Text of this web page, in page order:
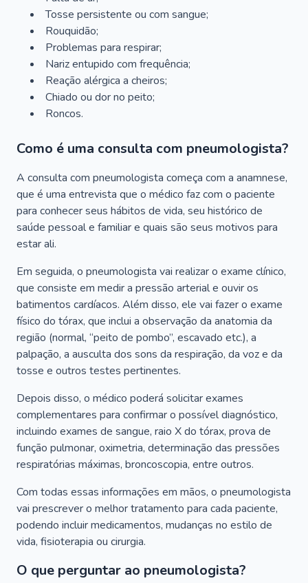
Tosse persistente ou com sangue;
Rouquidão;
Problemas para respirar;
Nariz entupido com frequência;
Reação alérgica a cheiros;
Chiado ou dor no peito;
Roncos.
Como é uma consulta com pneumologista?
A consulta com pneumologista começa com a anamnese,
que é uma entrevista que o médico faz com o paciente
para conhecer seus hábitos de vida, seu histórico de
saúde pessoal e familiar e quais são seus motivos para
estar ali.
Em seguida, o pneumologista vai realizar o exame clínico,
que consiste em medir a pressão arterial e ouvir os
batimentos cardíacos. Além disso, ele vai fazer o exame
físico do tórax, que inclui a observação da anatomia da
região (normal, “peito de pombo”, escavado etc.), a
palpação, a ausculta dos sons da respiração, da voz e da
tosse e outros testes pertinentes.
Depois disso, o médico poderá solicitar exames
complementares para confirmar o possível diagnóstico,
incluindo exames de sangue, raio X do tórax, prova de
função pulmonar, oximetria, determinação das pressões
respiratórias máximas, broncoscopia, entre outros.
Com todas essas informações em mãos, o pneumologista
vai prescrever o melhor tratamento para cada paciente,
podendo incluir medicamentos, mudanças no estilo de
vida, fisioterapia ou cirurgia.
O que perguntar ao pneumologista?